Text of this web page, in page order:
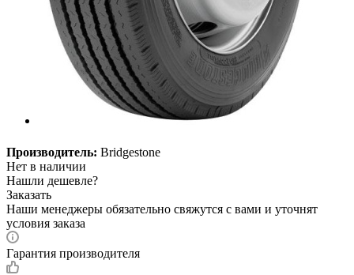
Производитель: Bridgestone
Нет в наличии
Нашли дешевле?
Заказать
Наши менеджеры обязательно свяжутся с вами и уточнят
условия заказа
Гарантия производителя